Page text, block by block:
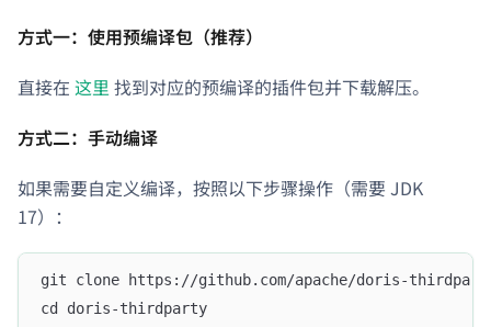
方式一：使用预编译包（推荐）
直接在 这里 找到对应的预编译的插件包并下载解压。
方式二：手动编译
如果需要自定义编译，按照以下步骤操作（需要 JDK
17）：
git clone https://github.com/apache/doris-
cd doris-thirdparty